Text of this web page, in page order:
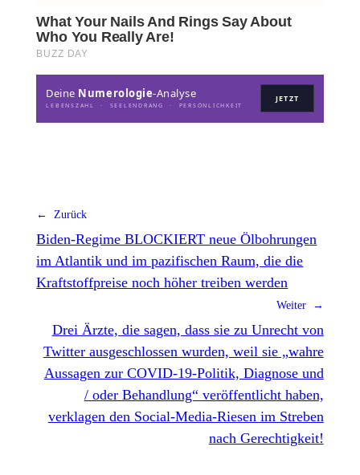
Deine Numerologie-Analyse
LEBENSZAHL · SEELENDRANG · PERSÖNLICHKEIT
JETZT
← Zurück
Biden-Regime BLOCKIERT neue Ölbohrungen
im Atlantik und im pazifischen Raum, die die
Kraftstoffpreise noch höher treiben werden
Weiter →
Drei Ärzte, die sagen, dass sie zu Unrecht von
Twitter ausgeschlossen wurden, weil sie „wahre
Aussagen zur COVID-19-Politik, Diagnose und
/ oder Behandlung“ veröffentlicht haben,
verklagen den Social-Media-Riesen im Streben
nach Gerechtigkeit!